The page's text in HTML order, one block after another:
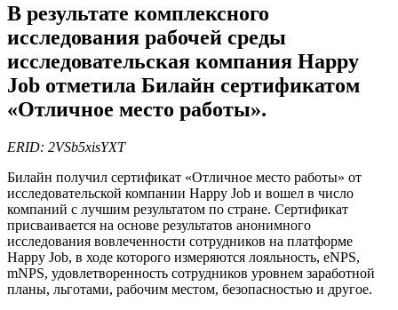
В результате комплексного
исследования рабочей среды
исследовательская компания Happy
Job отметила Билайн сертификатом
«Отличное место работы».
ERID: 2VSb5xisYXT
Билайн получил сертификат «Отличное место работы» от
исследовательской компании Happy Job и вошел в число
компаний с лучшим результатом по стране. Сертификат
присваивается на основе результатов анонимного
исследования вовлеченности сотрудников на платформе
Happy Job, в ходе которого измеряются лояльность, eNPS,
mNPS, удовлетворенность сотрудников уровнем заработной
планы, льготами, рабочим местом, безопасностью и другое.